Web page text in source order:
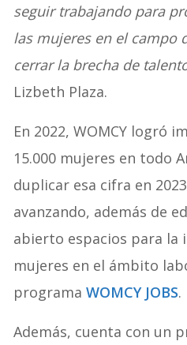
seguir trabajando para
las mujeres en el campo
cerrar la brecha de
Lizbeth Plaza.
En 2022, WOMCY logró
15.000 mujeres en todo
duplicar esa cifra en
avanzando, además de
abierto espacios para la
mujeres en el ámbito
programa WOMCY JOBS.
Además, cuenta con un